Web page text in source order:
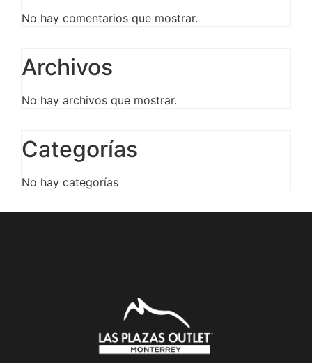
No hay comentarios que mostrar.
Archivos
No hay archivos que mostrar.
Categorías
No hay categorías